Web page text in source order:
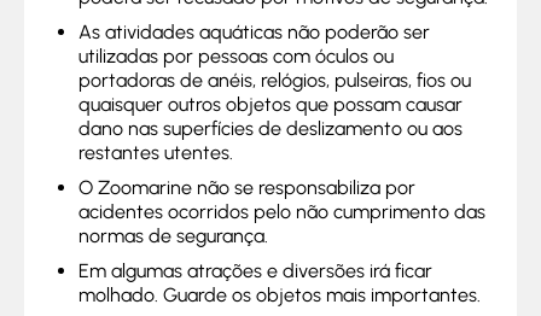
As atividades aquáticas não poderão ser
utilizadas por pessoas com óculos ou
portadoras de anéis, relógios, pulseiras, fios ou
quaisquer outros objetos que possam causar
dano nas superfícies de deslizamento ou aos
restantes utentes.
O Zoomarine não se responsabiliza por
acidentes ocorridos pelo não cumprimento das
normas de segurança.
Em algumas atrações e diversões irá ficar
molhado. Guarde os objetos mais importantes.